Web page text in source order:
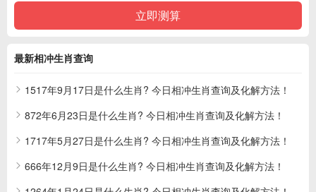
最新相冲生肖查询
1517年9月17日是什么生肖? 今日相冲生肖查询及化解方法！
872年6月23日是什么生肖? 今日相冲生肖查询及化解方法！
1717年5月27日是什么生肖? 今日相冲生肖查询及化解方法！
666年12月9日是什么生肖? 今日相冲生肖查询及化解方法！